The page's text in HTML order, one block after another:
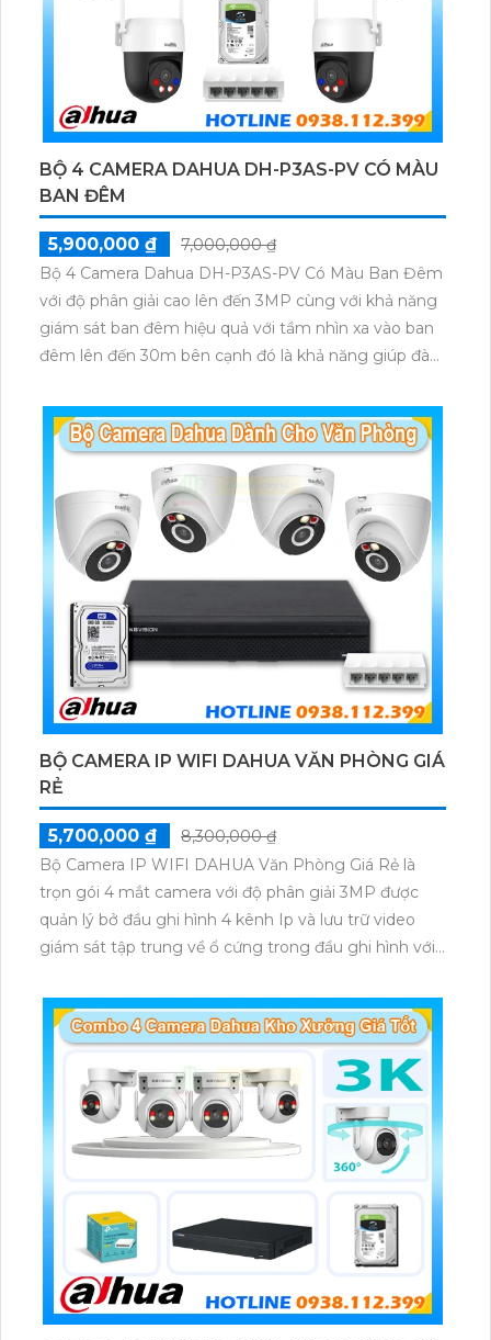
BỘ 4 CAMERA DAHUA DH-P3AS-PV CÓ MÀU
BAN ĐÊM
5,900,000 ₫
7,000,000 ₫
Bộ 4 Camera Dahua DH-P3AS-PV Có Màu Ban Đêm
với độ phân giải cao lên đến 3MP cùng với khả năng
giám sát ban đêm hiệu quả với tầm nhìn xa vào ban
đêm lên đến 30m bên cạnh đó là khả năng giúp đàm
động khi phát hiện xâm nhập
BỘ CAMERA IP WIFI DAHUA VĂN PHÒNG GIÁ
RẺ
5,700,000 ₫
8,300,000 ₫
Bộ Camera IP WIFI DAHUA Văn Phòng Giá Rẻ là
trọn gói 4 mắt camera với độ phân giải 3MP được
quản lý bở đầu ghi hình 4 kênh Ip và lưu trữ video
giám sát tập trung về ổ cứng trong đầu ghi hình với
động, đàm thoại âm thanh 2 chiều và giám sát có
màu vào ban đêm